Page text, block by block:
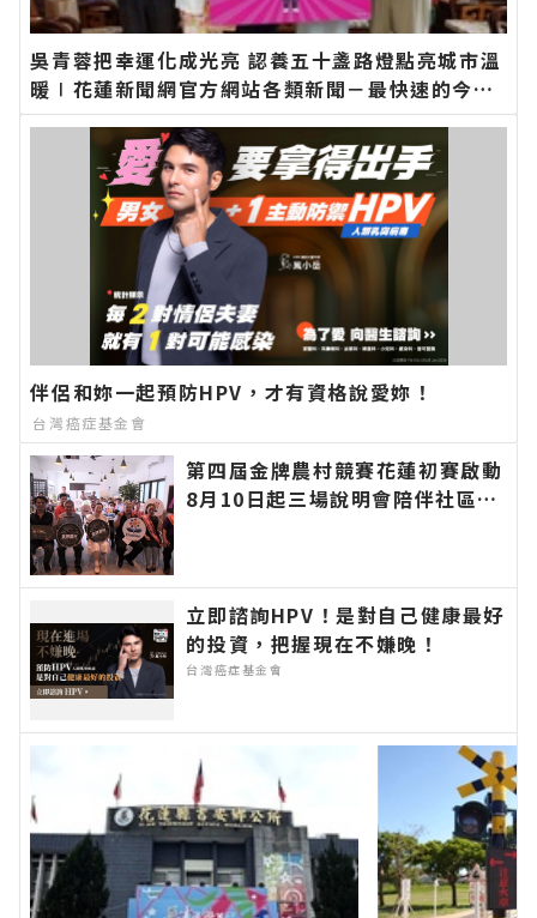
吳青蓉把幸運化成光亮 認養五十盞路燈點亮城市溫
暖∣花蓮新聞網官方網站各類新聞－最快速的今日
新聞報導 最新的在地資訊！
伴侶和妳一起預防HPV，才有資格說愛妳！
台灣癌症基金會
第四屆金牌農村競賽花蓮初賽啟動
8月10日起三場說明會陪伴社區展
最新的在地資訊！
立即諮詢HPV！是對自己健康最好
的投資，把握現在不嫌晚！
台灣癌症基金會